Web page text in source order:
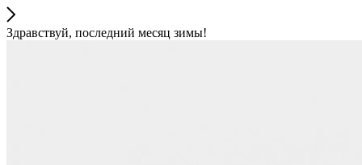
Здравствуй, последний месяц зимы!